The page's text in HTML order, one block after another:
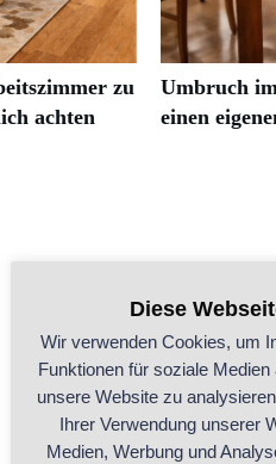
zu
achten
Umbruch
einen
Diese
Wir verwenden Cookies, um
Funktionen für soziale
unsere Website zu
Ihrer Verwendung unserer
Medien, Werbung und